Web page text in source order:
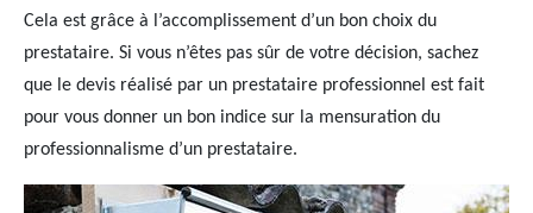
Cela est grâce à l’accomplissement d’un bon choix du
prestataire. Si vous n’êtes pas sûr de votre décision, sachez
que le devis réalisé par un prestataire professionnel est fait
pour vous donner un bon indice sur la mensuration du
professionnalisme d’un prestataire.